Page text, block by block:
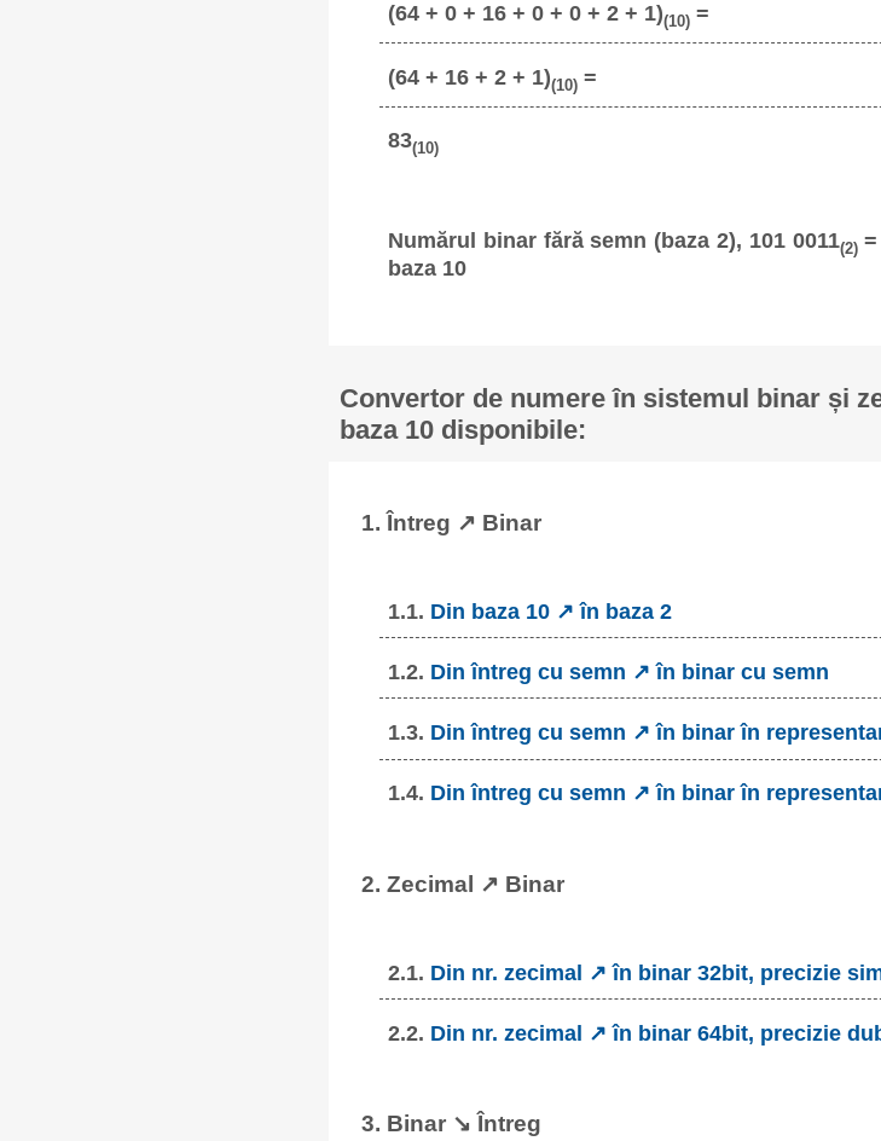
(64 + 0 + 16 + 0 + 0 + 2 + 1)(10) =
(64 + 16 + 2 + 1)(10) =
83(10)
Numărul binar fără semn (baza 2), 101 0011(2)=
baza 10
Convertor de numere în sistemul binar și
baza 10 disponibile:
1. Întreg ↗ Binar
1.1. Din baza 10 ↗ în baza 2
1.2. Din întreg cu semn ↗ în binar cu semn
1.3. Din întreg cu semn ↗ în binar în
1.4. Din întreg cu semn ↗ în binar în
2. Zecimal ↗ Binar
2.1. Din nr. zecimal ↗ în binar 32bit, precizie
2.2. Din nr. zecimal ↗ în binar 64bit, precizie
3. Binar ↘ Întreg